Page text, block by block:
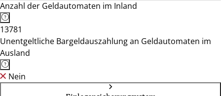
Anzahl der Geldautomaten im Inland
13781
Unentgeltliche Bargeldauszahlung an Geldautomaten im
Ausland
Nein